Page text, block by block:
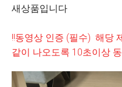
새상품입니다
!!동영상 인증 (필수) 해당
같이 나오도록 10초이상